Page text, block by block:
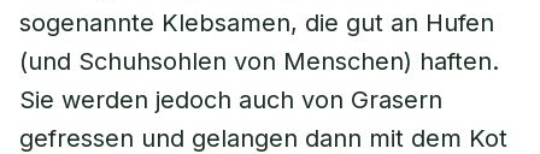
sogenannte Klebsamen, die gut an Hufen
(und Schuhsohlen von Menschen) haften.
Sie werden jedoch auch von Grasern
gefressen und gelangen dann mit dem Kot